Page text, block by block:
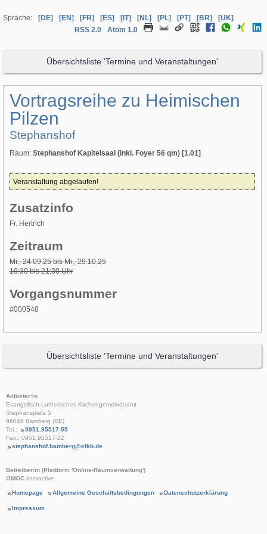
Sprache: [DE] [EN] [FR] [ES] [IT] [NL] [PL] [PT] [BR]
[UK]
RSS 2.0
Atom 1.0
Übersichtsliste 'Termine und Veranstaltungen'
Vortragsreihe zu Heimischen
Pilzen
Stephanshof
Raum: Stephanshof Kapitelsaal (inkl. Foyer 56 qm) [1.01]
Veranstaltung abgelaufen!
Zusatzinfo
Fr. Hertrich
Zeitraum
Mi., 24.09.25 bis Mi., 29.10.25
19:30 bis 21:30 Uhr
Vorgangsnummer
#000548
Übersichtsliste 'Termine und Veranstaltungen'
Anbieter:in
Evangelisch-Lutherisches Kirchengemeindeamt
Stephansplatz 5
96049 Bamberg (DE)
Tel.:
0951.95517-55
Fax.: 0951.95517-22
stephanshof.bamberg@elkb.de
Betreiber:in (Plattform 'Online-Raumverwaltung')
OMOC.interactive
Homepage Allgemeine Geschäftsbedingungen Datenschutzerklärung
Impressum